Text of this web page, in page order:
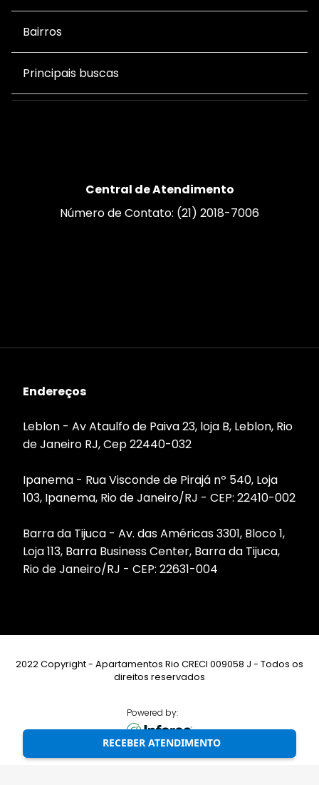
RECEBER ATENDIMENTO
Bairros
Principais buscas
Central de Atendimento
Número de Contato: (21) 2018-7006
Endereços
Leblon - Av Ataulfo de Paiva 23, loja B, Leblon, Rio
de Janeiro RJ, Cep 22440-032
Ipanema - Rua Visconde de Pirajá nº 540, Loja
103, Ipanema, Rio de Janeiro/RJ - CEP: 22410-002
Barra da Tijuca - Av. das Américas 3301, Bloco 1,
Loja 113, Barra Business Center, Barra da Tijuca,
Rio de Janeiro/RJ - CEP: 22631-004
2022 Copyright - Apartamentos Rio CRECI 009058 J - Todos os
direitos reservados
Powered by: